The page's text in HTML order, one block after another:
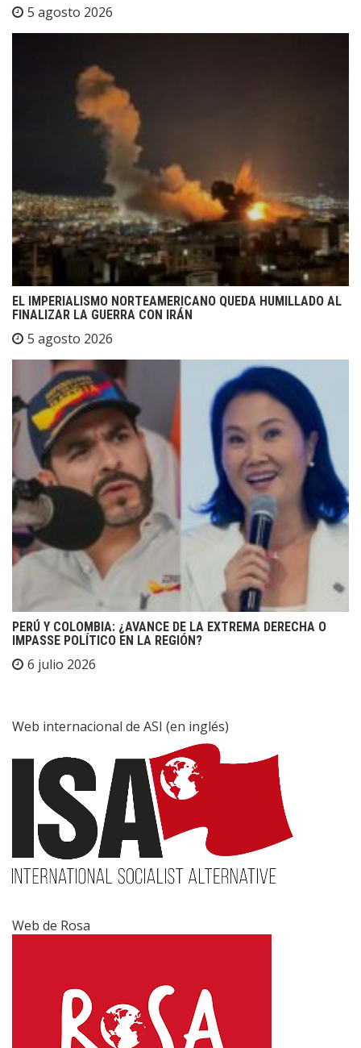
5 agosto 2026
EL IMPERIALISMO NORTEAMERICANO QUEDA HUMILLADO AL
FINALIZAR LA GUERRA CON IRÁN
5 agosto 2026
PERÚ Y COLOMBIA: ¿AVANCE DE LA EXTREMA DERECHA O
IMPASSE POLÍTICO EN LA REGIÓN?
6 julio 2026
Web internacional de ASI (en inglés)
Web de Rosa